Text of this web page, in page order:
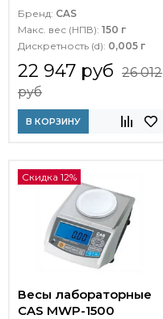
Бренд: CAS
Макс. вес (НПВ): 150 г
Дискретность (d): 0,005 г
22 947 руб 26 012
руб
В КОРЗИНУ
Скидка 12%
Весы лабораторные
CAS MWP-1500